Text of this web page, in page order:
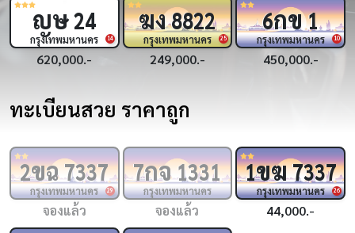
14
24
ทพมหานคร 25
ฆง 8822
กรุงเทพมหานคร
249,000.-
10
6กข1
กรุงเทพมหานคร
450,000.-
5กฎ
กรุงเท
ทะเบียนสวย ราคาถูก
29
2ขฉ7337
กรุงเทพมหานคร
จองแล้ว
7กจ1331
กรุงเทพมหานคร
จองแล้ว
26
1ขฆ7337
กรุงเทพมหานคร
44,000.-